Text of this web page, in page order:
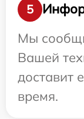
5
Мы
Вашей
доставит
время.